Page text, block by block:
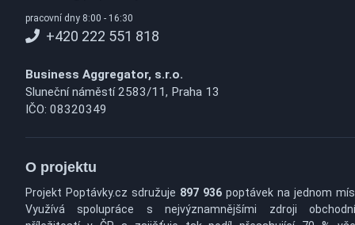
pracovní dny 8:00 - 16:30
+420 222 551 818
Business Aggregator, s.r.o.
Sluneční náměstí 2583/11, Praha 13
IČO: 08320349
O projektu
Projekt Poptávky.cz sdružuje 897 936 poptávek na jednom
Využívá spolupráce s nejvýznamnějšími zdroji